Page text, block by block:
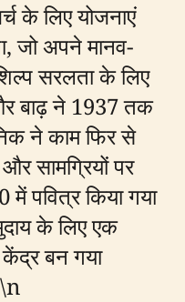
के लिए योजनाएं
जो अपने मानव-
सरलता के लिए
बाढ़ ने 1937 तक
ने काम फिर से
सामग्रियों पर
में पवित्र किया गया
के लिए एक
बन गया